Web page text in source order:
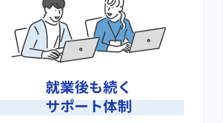
就業後も続く
サポート体制